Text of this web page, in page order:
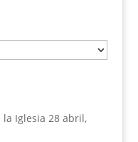
Iglesia 28 abril,